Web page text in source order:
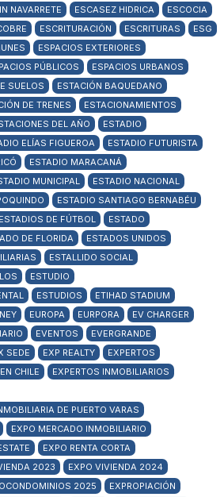
NAVARRETE ESCASEZ HIDRICA
ESCOCIA
ESCRITURACIÓN ESCRITURAS
ESG
ESPACIOS EXTERIORES
PÚBLICOS
ESPACIOS URBANOS
SUELOS
ESTACIÓN BAQUEDANO
DE TRENES
ESTACIONAMIENTOS
DEL AÑO
ESTADIO
ELÍAS FIGUEROA
ESTADIO FUTURISTA
ESTADIO MARACANÁ
MUNICIPAL
ESTADIO NACIONAL
ESTADIO SANTIAGO BERNABÉU
ESTADIOS DE FÚTBOL
ESTADO
DE FLORIDA
ESTADOS UNIDOS
ESTALLIDO SOCIAL
ESTUDIO
ESTUDIOS
ETIHAD STADIUM
EUROPA EURPORA
EV CHARGER
EVENTOS
EVERGRANDE
SEDE EXP REALTY
EXPERTOS
CHILE
EXPERTOS INMOBILIARIOS
DE PUERTO VARAS
EXPO MERCADO INMOBILIARIO
EXPO RENTA CORTA
2023
EXPO VIVIENDA 2024
2025
EXPROPIACIÓN